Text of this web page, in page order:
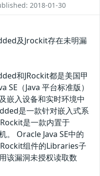
2018-01-30
及Jrockit存在未明漏
和JRockit都是美国甲
SE（Java 平台标准版）
嵌入设备和实时环境中
是一款针对嵌入式系
是一款内置于
。 Oracle Java SE中的
组件的Libraries子
该漏洞未授权读取数